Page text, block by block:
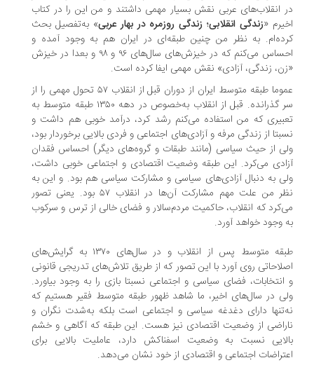
انقلاب‌های عربی نقش بسیار مهمی داشتند و من این را در کتاب
«زندگی انقلابی؛ زندگی روزمره در بهار عربی» به‌تفصیل بحث
به نظر من چنین طبقه‌ای در ایران هم به وجود آمده و
احساس می‌کنم که در خیزش‌های سال‌های ۹۶ و ۹۸ و بعدا در خیزش
زندگی، آزادی» نقش مهمی ایفا کرده است.
عموما طبقه متوسط ایران از دوران قبل از انقلاب ۵۷ تحول مهمی را از
سر گذرانده. قبل از انقلاب به‌خصوص در دهه ۱۳۵۰ طبقه متوسط به‌
که من استفاده می‌کنم رشد کرد، درآمد خوبی هم داشت و
از زندگی مرفه و آزادی‌های اجتماعی و فردی بالایی برخوردار بود،
از حیث سیاسی (مانند طبقات و گروه‌های دیگر) احساس فقدان
می‌کرد. این طبقه وضعیت اقتصادی و اجتماعی خوبی داشت،
به دنبال آزادی‌های سیاسی و مشارکت سیاسی هم بود. و این به
نظر من علت مهم مشارکت آن‌ها در انقلاب ۵۷ بود. یعنی تصور
که انقلاب، حاکمیت مردم‌سالار و فضای خالی از ترس و سرکوب
وجود خواهد آورد.
طبقه متوسط پس از انقلاب و در سال‌های ۱۳۷۰ به گرایش‌های
روی آورد با این تصور که از طریق تلاش‌های تدریجی قانونی
فضای سیاسی و اجتماعی نسبتا بازی را به وجود بیاورد.
در سال‌های اخیر، ما شاهد ظهور طبقه متوسط فقیر هستیم که
دارای دغدغه سیاسی و اجتماعی است بلکه به‌شدت نگران و
از وضعیت اقتصادی نیز هست. این طبقه که آگاهی و خشم
نسبت به وضعیت اسفناکش دارد، عاملیت بالایی برای
اجتماعی و اقتصادی از خود نشان می‌دهد.